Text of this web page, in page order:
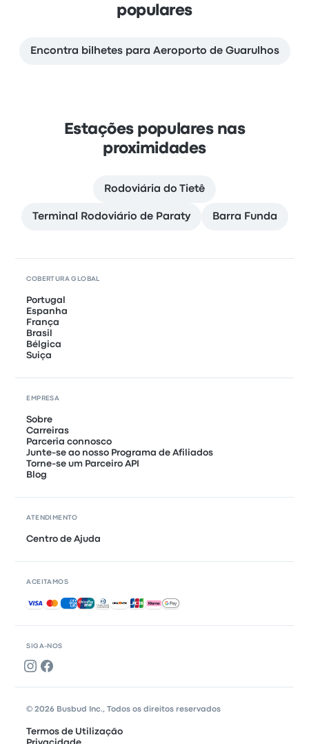
populares
Encontra bilhetes para Aeroporto de Guarulhos
Estações populares nas
proximidades
Rodoviária do Tietê
Terminal Rodoviário de Paraty Barra Funda
SIGA-NOS
COBERTURA GLOBAL
Portugal
Espanha
França
Brasil
Bélgica
Suiça
EMPRESA
Sobre
Carreiras
Parceria connosco
Junte-se ao nosso Programa de Afiliados
Torne-se um Parceiro API
Blog
ATENDIMENTO
Centro de Ajuda
ACEITAMOS
Pagamentos aceites
© 2026 Busbud Inc., Todos os direitos reservados
Termos de Utilização